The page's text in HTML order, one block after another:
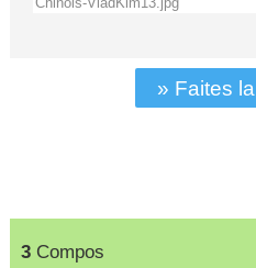
3Compos
» Faites